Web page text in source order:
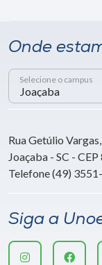
Onde
Selecione o campus
Rua Getúlio
Joaçaba - SC -
Telefone (49)
Siga a